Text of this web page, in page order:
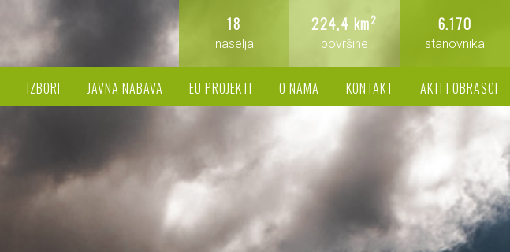
6.170
stanovnika
224,4 km2
površine
18
naselja
IZBORI JAVNA NABAVA EU PROJEKTI O NAMA KONTAKT AKTI I OBRASCI